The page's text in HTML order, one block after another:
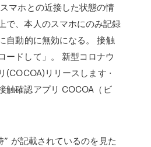
マホとの近接した状態の情
で、本人のスマホにのみ記録
自動的に無効になる。 接触
ードして」。 新型コロナウ
(COCOA)リリースします ·
触確認アプリ COCOA（ビ
が記載されているのを見た